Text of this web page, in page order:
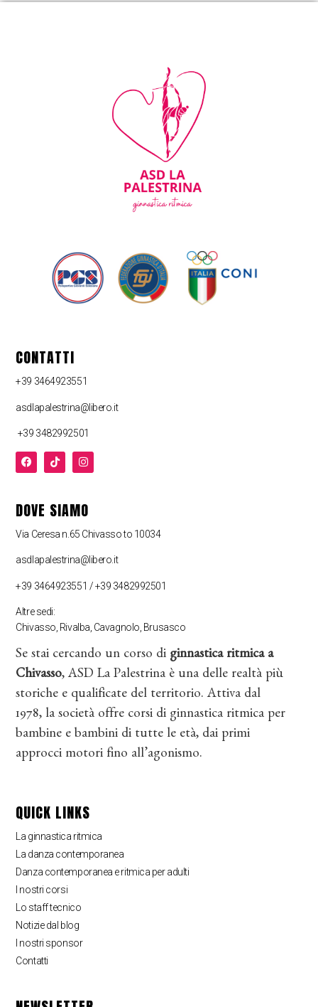
CONTATTI
+39 3464923551
asdlapalestrina@libero.it
+39 3482992501
DOVE SIAMO
Via Ceresa n.65 Chivasso to 10034
asdlapalestrina@libero.it
+39 3464923551 / +39 3482992501
Altre sedi:
Chivasso, Rivalba, Cavagnolo, Brusasco
Se stai cercando un corso di ginnastica ritmica a
Chivasso, ASD La Palestrina è una delle realtà più
storiche e qualificate del territorio. Attiva dal
1978, la società offre corsi di ginnastica ritmica per
bambine e bambini di tutte le età, dai primi
approcci motori fino all’agonismo.
QUICK LINKS
La ginnastica ritmica
La danza contemporanea
Danza contemporanea e ritmica per adulti
I nostri corsi
Lo staff tecnico
Notizie dal blog
I nostri sponsor
Contatti